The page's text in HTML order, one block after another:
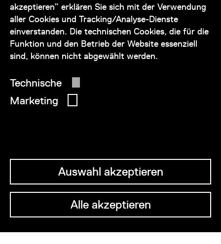
akzeptieren” erklären Sie sich mit der Verwendung
aller Cookies und Tracking/Analyse-Dienste
einverstanden. Die technischen Cookies, die für die
Funktion und den Betrieb der Website essenziell
sind, können nicht abgewählt werden.
Technische
Marketing
Auswahl akzeptieren
Alle akzeptieren
service@wienmuseum.at